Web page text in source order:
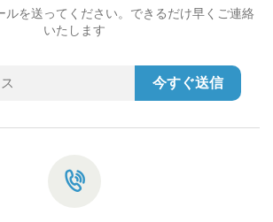
ルを送ってください。できるだけ早くご連絡
いたします
今すぐ送信